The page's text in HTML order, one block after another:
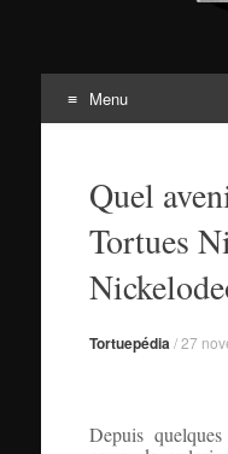
Menu
contenuQuel
Tortues
Tortuepédia /27
Depuis